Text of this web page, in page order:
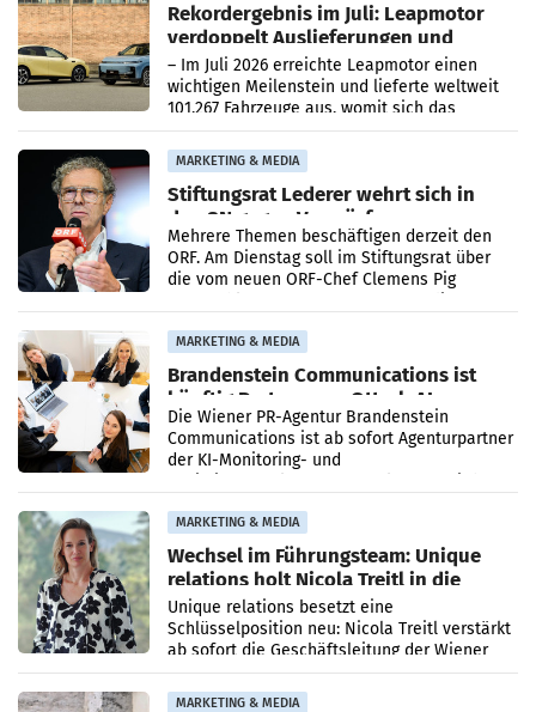
Rekordergebnis im Juli: Leapmotor
verdoppelt Auslieferungen und
überschreitet die 100.000er-Marke
– Im Juli 2026 erreichte Leapmotor einen
wichtigen Meilenstein und lieferte weltweit
101.267 Fahrzeuge aus, womit sich das
Ergebnis gegenüber Juli 2025 mehr als
verdoppelte (+102
MARKETING & MEDIA
Stiftungsrat Lederer wehrt sich in
den SN gegen Vorwürfe
Mehrere Themen beschäftigen derzeit den
ORF. Am Dienstag soll im Stiftungsrat über
die vom neuen ORF-Chef Clemens Pig
MARKETING & MEDIA
Brandenstein Communications ist
künftig Partner von OtterlyAI
Die Wiener PR-Agentur Brandenstein
Communications ist ab sofort Agenturpartner
der KI-Monitoring- und
MARKETING & MEDIA
Wechsel im Führungsteam: Unique
relations holt Nicola Treitl in die
Geschäftsleitung
Unique relations besetzt eine
Schlüsselposition neu: Nicola Treitl verstärkt
ab sofort die Geschäftsleitung der Wiener
PR-Agentur an der Seite von Josef Kalina und
Anna Kalina-Mahr.
MARKETING & MEDIA